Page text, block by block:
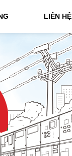
LIÊN HỆ